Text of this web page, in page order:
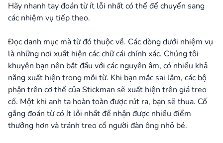
Hãy nhanh tay đoán từ ít lỗi nhất có thể để chuyển sang
các nhiệm vụ tiếp theo.
Đọc danh mục mà từ đó thuộc về. Các dòng dưới nhiệm vụ
là những nơi xuất hiện các chữ cái chính xác. Chúng tôi
khuyên bạn nên bắt đầu với các nguyên âm, có nhiều khả
năng xuất hiện trong mỗi từ. Khi bạn mắc sai lầm, các bộ
phận trên cơ thể của Stickman sẽ xuất hiện trên giá treo
cổ. Một khi anh ta hoàn toàn được rút ra, bạn sẽ thua. Cố
gắng đoán từ có ít lỗi nhất để nhận được nhiều điểm
thưởng hơn và tránh treo cổ người đàn ông nhỏ bé.